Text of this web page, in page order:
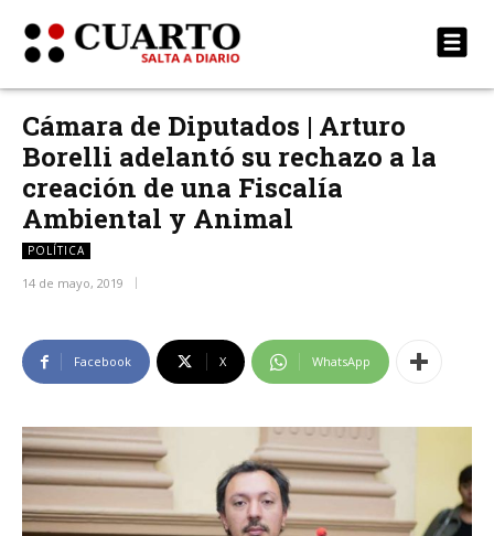
Cámara de Diputados | Arturo
Borelli adelantó su rechazo a la
creación de una Fiscalía
Ambiental y Animal
POLÍTICA
14 de mayo, 2019
Facebook X WhatsApp